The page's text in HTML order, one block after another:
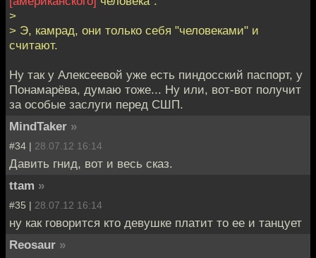
>
> Э, камрад, они только себя "человеками" и
считают.
Ну так у Алексеевой уже есть пиндосский паспорт, у
Понамарёва, думаю тоже... Ну или, вот-вот получит
за особые заслуги перед СШП.
MindTaker »
#34 | 28.07.12 16:14
Давить гнид, вот и весь сказ.
ttam »
#35 | 28.07.12 16:14
ну как говорится кто девушке платит то ее и танцует
Reosaur »